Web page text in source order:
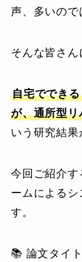
声、多いので
そんな皆さん
自宅ででき
が、通所型
いう研究結果
今回ご紹介
ームによる
す。
📚 論文タイト